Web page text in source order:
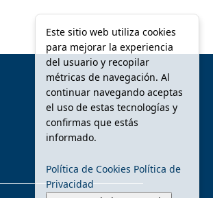
Este sitio web utiliza cookies
para mejorar la experiencia
del usuario y recopilar
métricas de navegación. Al
continuar navegando aceptas
el uso de estas tecnologías y
confirmas que estás
informado.
Política de Cookies Política de
Privacidad